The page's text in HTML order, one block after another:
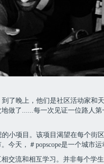
了晚上，他们是社区活动家
做了......每一次见证一位路人
小项目。该项目渴望在每个街
天，＃popscope是一个城市
交流和相互学习。并非每个